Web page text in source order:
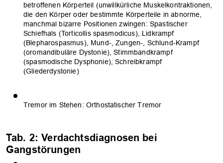
betroffenen Körperteil (unwillkürliche Muskelkontraktionen,
die den Körper oder bestimmte Körperteile in abnorme,
manchmal bizarre Positionen zwingen: Spastischer
Schiefhals (Torticollis spasmodicus), Lidkrampf
(Blepharospasmus), Mund-, Zungen-, Schlund-Krampf
(oromandibuläre Dystonie), Stimmbandkrampf
(spasmodische Dysphonie), Schreibkrampf
(Gliederdystonie)
Tremor im Stehen: Orthostatischer Tremor
Tab. 2: Verdachtsdiagnosen bei
Gangstörungen